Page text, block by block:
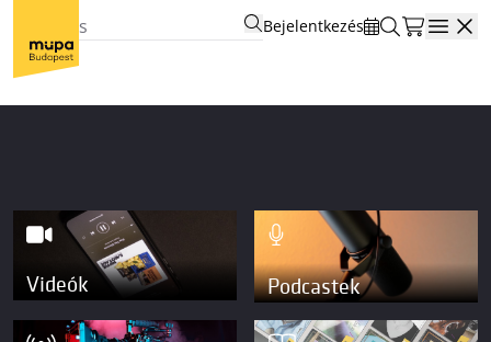
Bejelentkezés
Videók Podcastek